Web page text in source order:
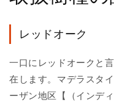
レッドオーク
一口にレッドオークと
在します。マデラスタ
ーザン地区【（インデ